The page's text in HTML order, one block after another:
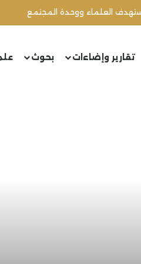
تقارير وإضاءات بحوث